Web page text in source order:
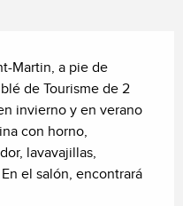
Martin, a pie de
de Tourisme de 2
invierno y en verano
con horno,
lavavajillas,
el salón, encontrará